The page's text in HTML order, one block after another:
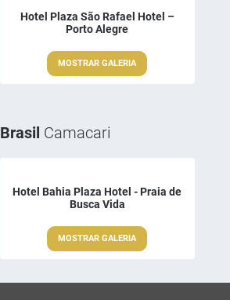
Hotel Plaza São Rafael Hotel –
Porto Alegre
MOSTRAR GALERIA
Brasil Camacari
Hotel Bahia Plaza Hotel - Praia de
Busca Vida
MOSTRAR GALERIA